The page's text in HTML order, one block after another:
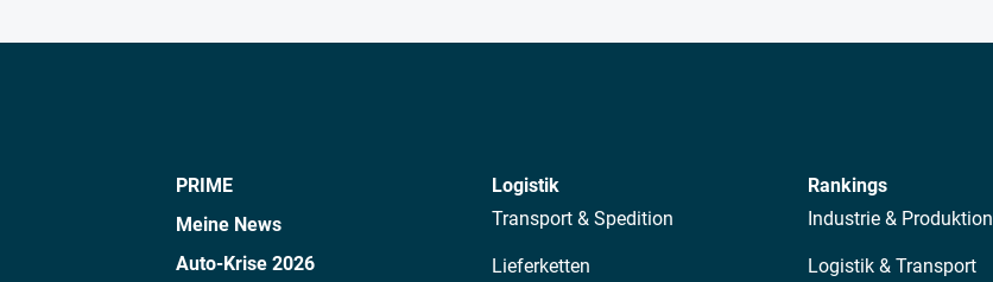
PRIME
Meine News
Auto-Krise 2026
Logistik
Transport & Spedition
Lieferketten
Rankings
Industrie & Produktion
Logistik & Transport